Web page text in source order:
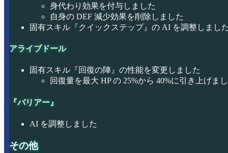
身代わり効果を付与しました
自身の DEF 減少効果を削除しました
固有スキル『クイックステップ』の AI を調整しまし
アライブドール
固有スキル『回復の陣』の性能を変更しました
回復量を最大 HP の 25%から 40%に引き上げま
『バリアー』
AI を調整しました
その他